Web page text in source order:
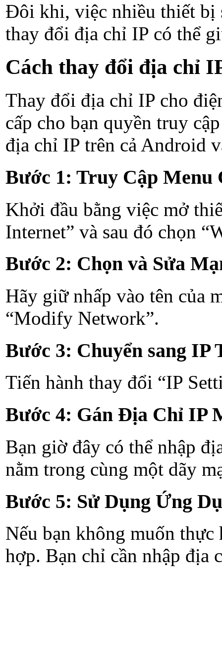
Đôi khi, việc nhiều thiết bị
thay đổi địa chỉ IP có thể
Cách thay đổi địa chỉ
Thay đổi địa chỉ IP cho
cấp cho bạn quyền truy
địa chỉ IP trên cả Android
Bước 1: Truy Cập Menu
Khởi đầu bằng việc mở
Internet” và sau đó chọn
Bước 2: Chọn và Sửa
Hãy giữ nhấp vào tên của
“Modify Network”.
Bước 3: Chuyển sang IP
Tiến hành thay đổi “IP
Bước 4: Gán Địa Chỉ IP
Bạn giờ đây có thể nhập
nằm trong cùng một dãy
Bước 5: Sử Dụng Ứng
Nếu bạn không muốn thực
hợp. Bạn chỉ cần nhập địa